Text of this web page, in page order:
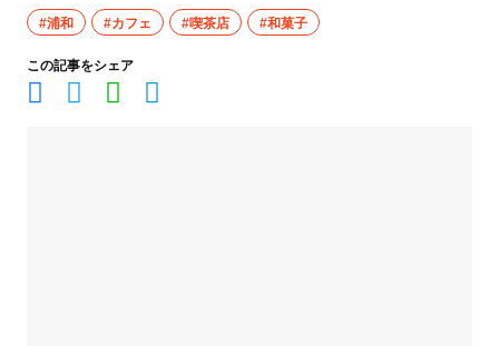
#浦和 #カフェ #喫茶店 #和菓子
この記事をシェア